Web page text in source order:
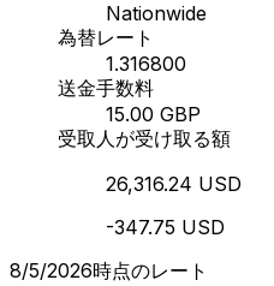
Nationwide
為替レート
1.316800
送金手数料
15.00 GBP
受取人が受け取る額
26,316.24 USD
-347.75 USD
8/5/2026時点のレート